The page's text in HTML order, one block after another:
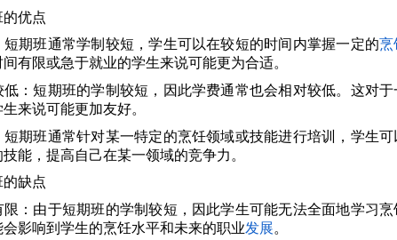
优点
期班通常学制较短，学生可以在较短的时间内掌握一定的烹
有限或急于就业的学生来说可能更为合适。
：短期班的学制较短，因此学费通常也会相对较低。这对于
来说可能更加友好。
期班通常针对某一特定的烹饪领域或技能进行培训，学生可
能，提高自己在某一领域的竞争力。
缺点
：由于短期班的学制较短，因此学生可能无法全面地学习
影响到学生的烹饪水平和未来的职业发展。